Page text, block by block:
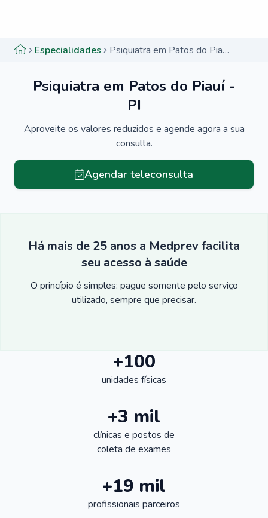
Especialidades Psiquiatra em Patos do Piauí - PI
Psiquiatra em Patos do Piauí -
PI
Aproveite os valores reduzidos e agende agora a sua
consulta.
Agendar teleconsulta
Há mais de 25 anos a Medprev facilita
seu acesso à saúde
O princípio é simples: pague somente pelo serviço
utilizado, sempre que precisar.
+100
unidades físicas
+3 mil
clínicas e postos de
coleta de exames
+19 mil
profissionais parceiros